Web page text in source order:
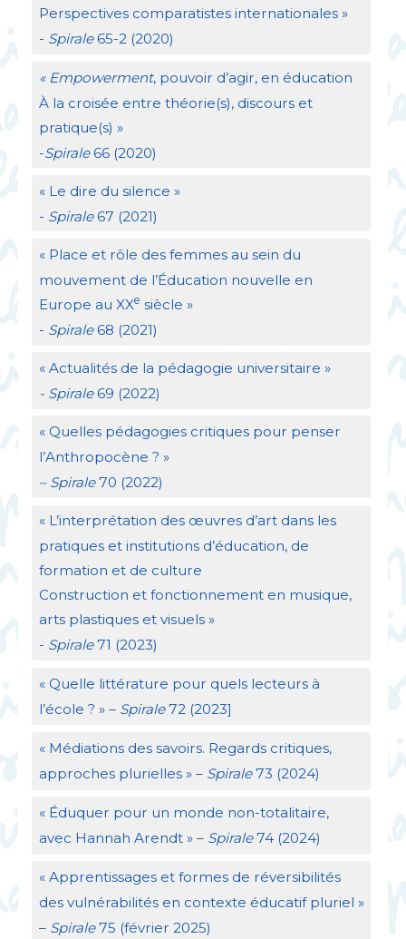
Perspectives comparatistes internationales »
- Spirale65-2 (2020)
« Empowerment, pouvoir d’agir, en éducation
À la croisée entre théorie(s), discours et
pratique(s) »
-Spirale66 (2020)
« Le dire du silence »
- Spirale67 (2021)
« Place et rôle des femmes au sein du
mouvement de l’Éducation nouvelle en
Europe au XXe siècle »
- Spirale68 (2021)
« Actualités de la pédagogie universitaire »
- Spirale69 (2022)
« Quelles pédagogies critiques pour penser
l’Anthropocène ? »
– Spirale70 (2022)
« L’interprétation des œuvres d’art dans les
pratiques et institutions d’éducation, de
formation et de culture
Construction et fonctionnement en musique,
arts plastiques et visuels »
- Spirale71 (2023)
« Quelle littérature pour quels lecteurs à
l’école ? » – Spirale72 (2023]
« Médiations des savoirs. Regards critiques,
approches plurielles » – Spirale73 (2024)
« Éduquer pour un monde non-totalitaire,
avec Hannah Arendt » – Spirale74 (2024)
« Apprentissages et formes de réversibilités
des vulnérabilités en contexte éducatif pluriel »
– Spirale75 (février 2025)